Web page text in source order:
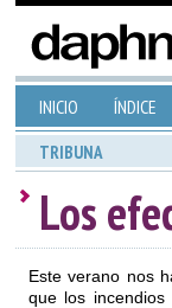
INICIO ÍNDICE
TRIBUNA
Los
Este verano nos
que los